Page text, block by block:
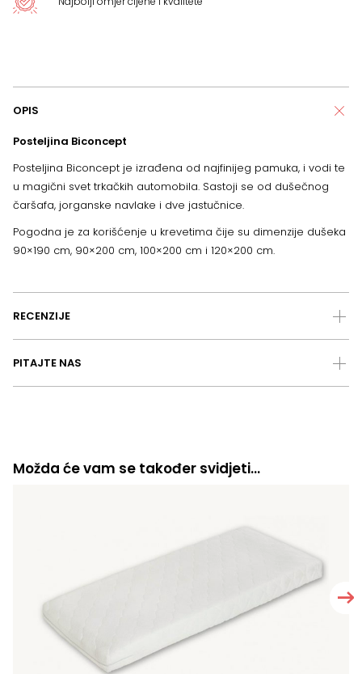
OPIS
Posteljina Biconcept
Posteljina Biconcept je izrađena od najfinijeg pamuka, i vodi te
u magični svet trkačkih automobila. Sastoji se od dušečnog
čaršafa, jorganske navlake i dve jastučnice.
Pogodna je za korišćenje u krevetima čije su dimenzije dušeka
90×190 cm, 90×200 cm, 100×200 cm i 120×200 cm.
RECENZIJE
PITAJTE NAS
Možda će vam se također svidjeti…